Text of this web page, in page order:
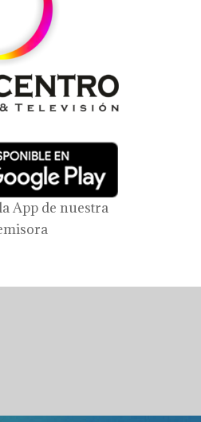
App de nuestra